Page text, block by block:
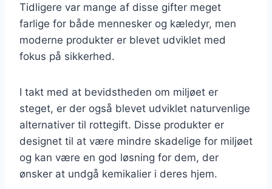
Tidligere var mange af disse gifter meget
farlige for både mennesker og kæledyr, men
moderne produkter er blevet udviklet med
fokus på sikkerhed.
I takt med at bevidstheden om miljøet er
steget, er der også blevet udviklet naturvenlige
alternativer til rottegift. Disse produkter er
designet til at være mindre skadelige for miljøet
og kan være en god løsning for dem, der
ønsker at undgå kemikalier i deres hjem.